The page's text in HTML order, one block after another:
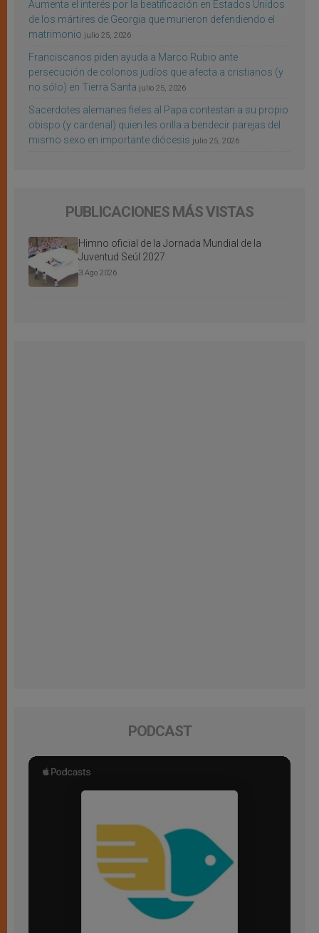
Aumenta el interés por la beatificación en Estados Unidos
de los mártires de Georgia que murieron defendiendo el
matrimonio julio 25, 2026
Franciscanos piden ayuda a Marco Rubio ante
persecución de colonos judíos que afecta a cristianos (y
no sólo) en Tierra Santa julio 25, 2026
Sacerdotes alemanes fieles al Papa contestan a su propio
obispo (y cardenal) quien les orilla a bendecir parejas del
mismo sexo en importante diócesis julio 25, 2026
PUBLICACIONES MÁS VISTAS
Himno oficial de la Jornada Mundial de la
Juventud Seúl 2027
3 Ago 2026
PODCAST